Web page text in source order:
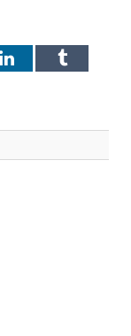
LinkedInTumblr